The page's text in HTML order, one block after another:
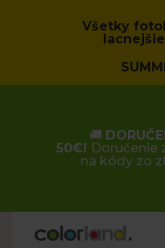
Všetky
🚚
50€! Doručenie
na kódy zo